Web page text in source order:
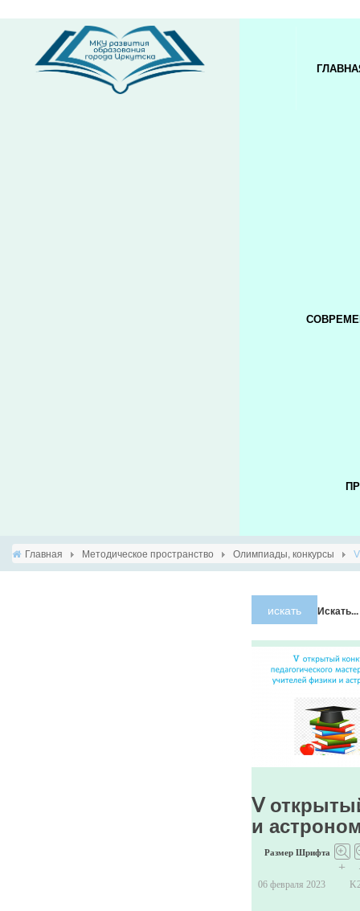
Главная Методическое пространство Олимпиады, конкурсы
искать Искать...
Ⅴ
и
Размер Шрифта
+
06 февраля 2023